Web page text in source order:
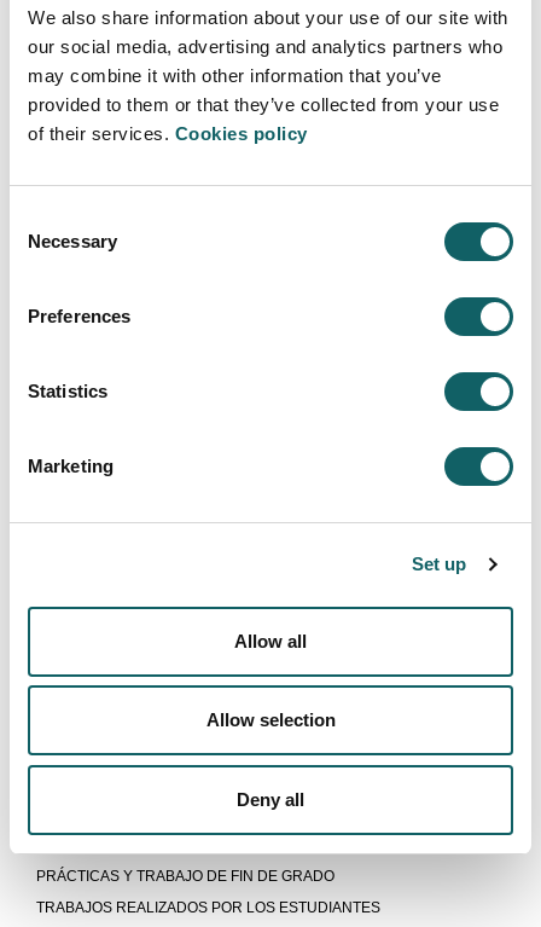
We also share information about your use of our site with
our social media, advertising and analytics partners who
may combine it with other information that you’ve
provided to them or that they’ve collected from your use
of their services. Cookies policy
Selection
Necessary
Preferences
Statistics
Marketing
Set up
Allow all
Allow selection
Deny all
Programas de movilidad del Grado en
Comunicación Audiovisual
El tercer año del Grado, a través del programa
Erasmus, podrás escoger estudiar en algunas de las
mejores universidades de países como México,
Asimismo, también podrás realizar tu Trabajo de Fin
Programa
GUÍAS Y NORMATIVAS
Modelo educativo
PROCESO DE ENSEÑANZA-APRENDIZAJE
PRÁCTICAS Y TRABAJO DE FIN DE GRADO
TRABAJOS REALIZADOS POR LOS ESTUDIANTES